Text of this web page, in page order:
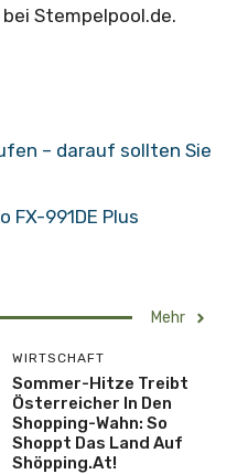
Stempelpool.de.
– darauf sollten Sie
FX-991DE Plus
Mehr
WIRTSCHAFT
Sommer-Hitze Treibt
Österreicher In Den
Shopping-Wahn: So
Shoppt Das Land Auf
Shöpping.at!